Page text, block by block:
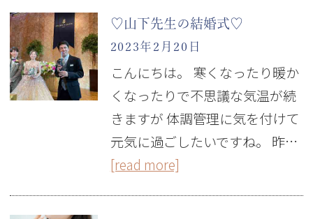
♡山下先生の結婚式♡
2023年2月20日
こんにちは。 寒くなったり暖か
くなったりで不思議な気温が続
きますが 体調管理に気を付けて
元気に過ごしたいですね。 昨…
[read more]